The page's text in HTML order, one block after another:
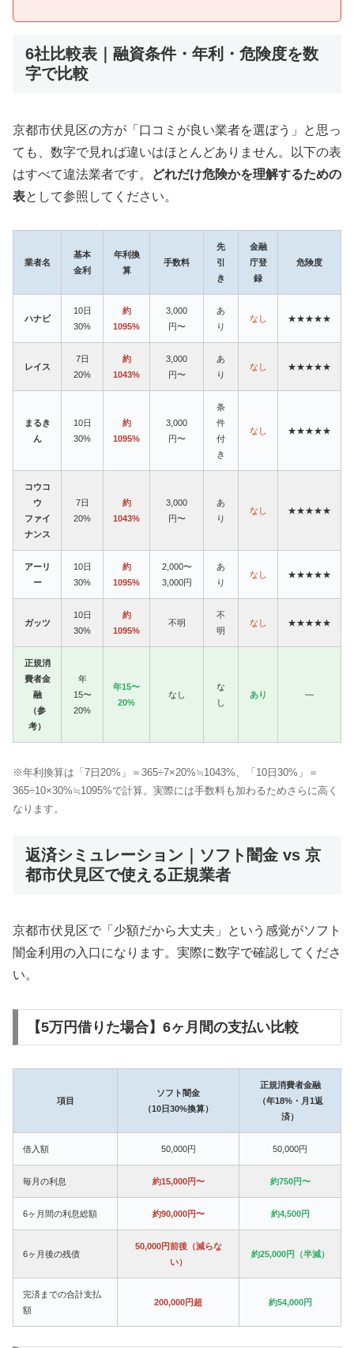
6社比較表｜融資条件・年利・危険度を数
字で比較
京都市伏見区の方が「口コミが良い業者を選ぼう」と思っ
ても、数字で見れば違いはほとんどありません。以下の表
はすべて違法業者です。
どれだけ危険かを理解するための
表として参照してください。
業者名
基本
金利
年利換
算
手数料
先
引
き
金融
庁登
録
危険度
ハナビ
10日
30%
約
1095%
3,000
円〜
あ
り
なし ★★★★★
レイス
7日
20%
約
1043%
3,000
円〜
あ
り
なし ★★★★★
まるき
ん
10日
30%
約
1095%
3,000
円〜
条
件
付
き
なし ★★★★★
コウコ
ウ
ファイ
ナンス
7日
20%
約
1043%
3,000
円〜
あ
り
なし ★★★★★
アーリ
ー
10日
30%
約
1095%
2,000〜
3,000円
あ
り
なし ★★★★★
ガッツ
10日
30%
約
1095%
不明
不
明
なし ★★★★★
正規消
費者金
融
（参
考）
年
15〜
20%
年15〜
20%
なし
な
し
あり —
※年利換算は「7日20%」＝365÷7×20%≒1043%、「10日30%」＝
365÷10×30%≒1095%で計算。実際には手数料も加わるためさらに高く
なります。
返済シミュレーション｜ソフト闇金 vs 京
都市伏見区で使える正規業者
京都市伏見区で「少額だから大丈夫」という感覚がソフト
闇金利用の入口になります。実際に数字で確認してくださ
い。
【5万円借りた場合】6ヶ月間の支払い比較
項目
ソフト闇金
（10日30%換算）
正規消費者金融
（年18%・月1返
済）
借入額 50,000円 50,000円
毎月の利息 約15,000円〜 約750円〜
6ヶ月間の利息総額 約90,000円〜 約4,500円
6ヶ月後の残債
50,000円前後（減らな
い）
約25,000円（半減）
完済までの合計支払
額
200,000円超 約54,000円